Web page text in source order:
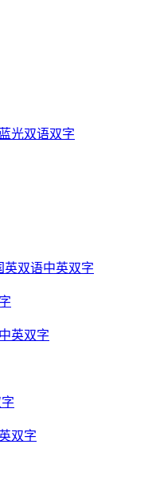
光双语双字
英双语中英双字
英双字
双字